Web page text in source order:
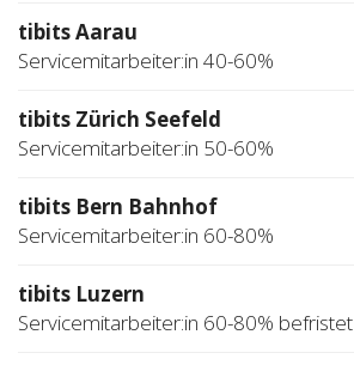
tibits Aarau
Servicemitarbeiter:in 40-60%
tibits Zürich Seefeld
Servicemitarbeiter:in 50-60%
tibits Bern Bahnhof
Servicemitarbeiter:in 60-80%
tibits Luzern
Servicemitarbeiter:in 60-80% befristet